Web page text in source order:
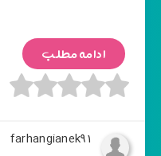
ادامه مطلب
farhangianek91